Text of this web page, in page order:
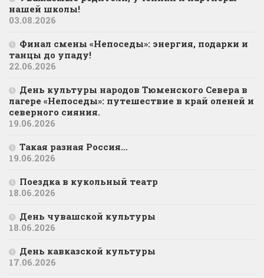
нашей школы!
03.08.2026
Финал смены «Непоседы»: энергия, подарки и
танцы до упаду!
22.06.2026
День культуры народов Тюменского Севера в
лагере «Непоседы»: путешествие в край оленей и
северного сияния.
19.06.2026
Такая разная Россия…
19.06.2026
Поездка в кукольный театр
18.06.2026
День чувашской культуры
18.06.2026
День кавказской культуры
17.06.2026